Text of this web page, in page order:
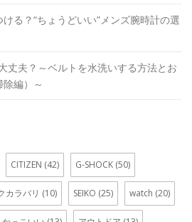
る？“ちょうどいい”メンズ腕時計の選
丈夫？～ベルトを水洗いする方法とお
編）～
CITIZEN (42) G-SHOCK (50)
カラバリ (10) SEIKO (25) watch (20)